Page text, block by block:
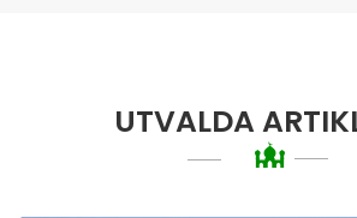
UTVALDA